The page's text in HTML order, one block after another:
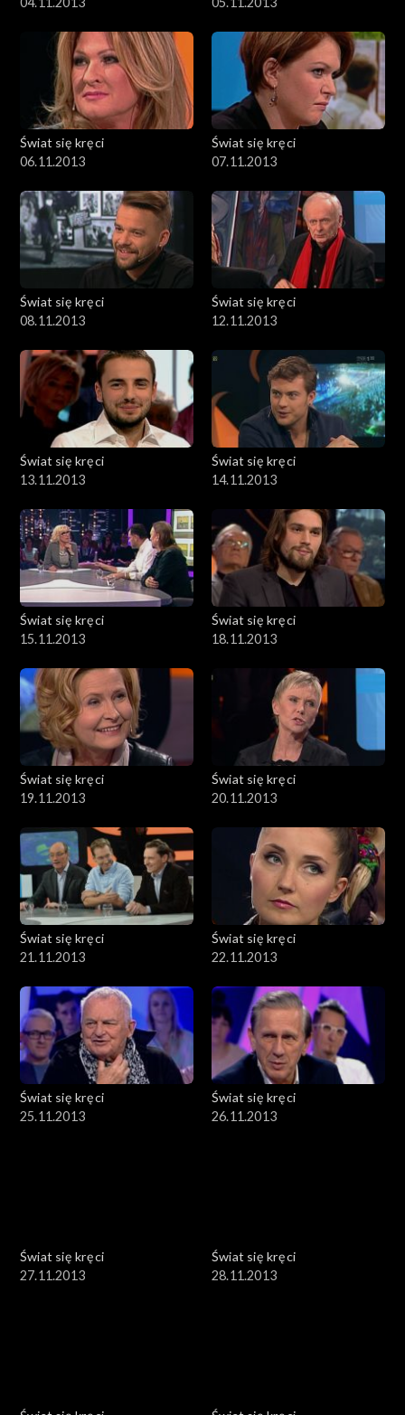
Świat się kręci
06.11.2013
Świat się kręci
07.11.2013
Świat się kręci
08.11.2013
Świat się kręci
12.11.2013
Świat się kręci
13.11.2013
Świat się kręci
14.11.2013
Świat się kręci
15.11.2013
Świat się kręci
18.11.2013
Świat się kręci
19.11.2013
Świat się kręci
20.11.2013
Świat się kręci
21.11.2013
Świat się kręci
22.11.2013
Świat się kręci
25.11.2013
Świat się kręci
26.11.2013
Świat się kręci
27.11.2013
Świat się kręci
28.11.2013